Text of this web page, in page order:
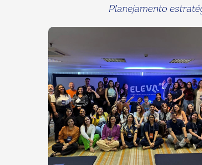
Planejamento